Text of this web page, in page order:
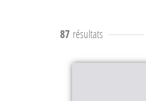
87 résultats